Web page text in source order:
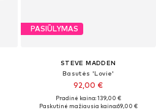
PASIŪLYMAS
STEVE MADDEN
Basutės 'Lovie'
92,00 €
Pradinė kaina: 139,00 €
Paskutinė mažiausia kaina:69,00 €